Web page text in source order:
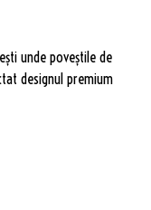
unde poveștile de
designul premium